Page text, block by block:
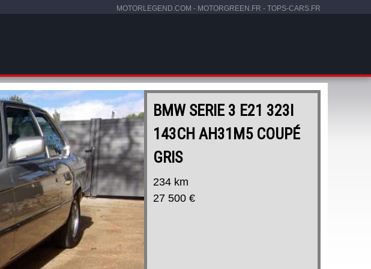
MOTORLEGEND.COM - MOTORGREEN.FR - TOPS-CARS.FR
BMW SERIE 3 E21 323I
143CH AH31M5 COUPÉ
GRIS
234 km
27 500 €